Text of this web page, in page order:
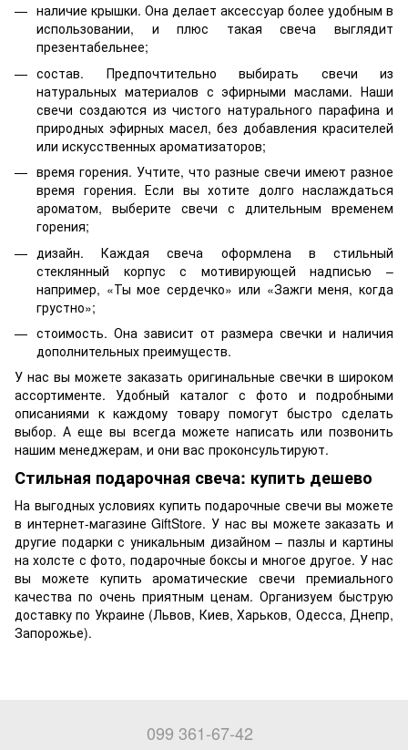
наличие крышки. Она делает аксессуар более удобным в
использовании, и плюс такая свеча выглядит
презентабельнее;
состав. Предпочтительно выбирать свечи из
натуральных материалов с эфирными маслами. Наши
свечи создаются из чистого натурального парафина и
природных эфирных масел, без добавления красителей
или искусственных ароматизаторов;
время горения. Учтите, что разные свечи имеют разное
время горения. Если вы хотите долго наслаждаться
ароматом, выберите свечи с длительным временем
горения;
дизайн. Каждая свеча оформлена в стильный
стеклянный корпус с мотивирующей надписью –
например, «Ты мое сердечко» или «Зажги меня, когда
грустно»;
стоимость. Она зависит от размера свечки и наличия
дополнительных преимуществ.
У нас вы можете заказать оригинальные свечки в широком
ассортименте. Удобный каталог с фото и подробными
описаниями к каждому товару помогут быстро сделать
выбор. А еще вы всегда можете написать или позвонить
нашим менеджерам, и они вас проконсультируют.
Стильная подарочная свеча: купить дешево
На выгодных условиях купить подарочные свечи вы можете
в интернет-магазине GiftStore. У нас вы можете заказать и
другие подарки с уникальным дизайном – пазлы и картины
на холсте с фото, подарочные боксы и многое другое. У нас
вы можете купить ароматические свечи премиального
качества по очень приятным ценам. Организуем быструю
доставку по Украине (Львов, Киев, Харьков, Одесса, Днепр,
Запорожье).
099 361-67-42